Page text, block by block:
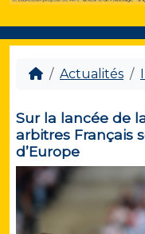
Actualités
Sur la lancée de
arbitres Français
d’Europe